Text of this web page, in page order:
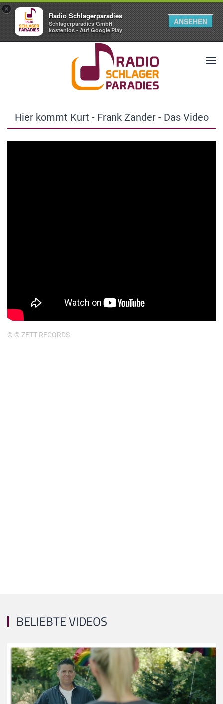
×
Radio Schlagerparadies
Schlagerparadies GmbH
kostenlos - Auf Google Play
ANSEHEN
Hier kommt Kurt - Frank Zander - Das Video
© © ZETT RECORDS
BELIEBTE VIDEOS
ansehen